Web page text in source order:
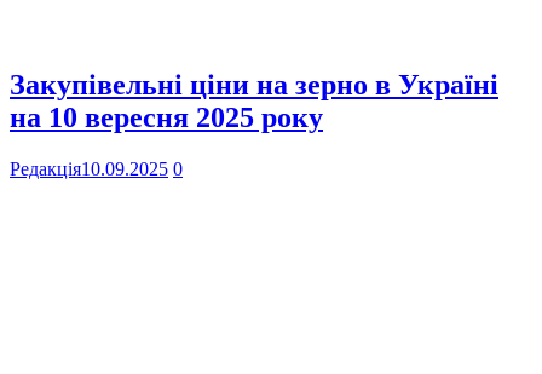
Закупівельні ціни на зерно в Україні
на 10 вересня 2025 року
Редакція10.09.2025 0